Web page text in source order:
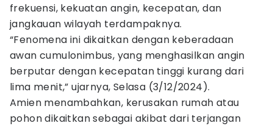
frekuensi, kekuatan angin, kecepatan, dan
jangkauan wilayah terdampaknya.
“Fenomena ini dikaitkan dengan keberadaan
awan cumulonimbus, yang menghasilkan angin
berputar dengan kecepatan tinggi kurang dari
lima menit,” ujarnya, Selasa (3/12/2024).
Amien menambahkan, kerusakan rumah atau
pohon dikaitkan sebagai akibat dari terjangan